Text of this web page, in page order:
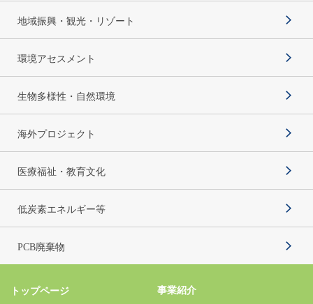
地域振興・観光・リゾート
環境アセスメント
生物多様性・自然環境
海外プロジェクト
医療福祉・教育文化
低炭素エネルギー等
PCB廃棄物
トップページ
事業紹介